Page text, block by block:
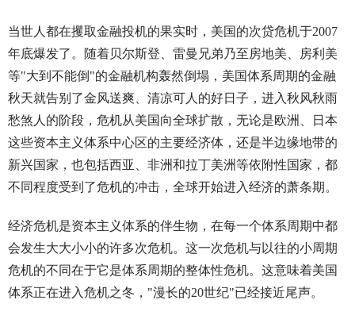
当世人都在攫取金融投机的果实时，美国的次贷危机于2007
年底爆发了。随着贝尔斯登、雷曼兄弟乃至房地美、房利美
等"大到不能倒"的金融机构轰然倒塌，美国体系周期的金融
秋天就告别了金风送爽、清凉可人的好日子，进入秋风秋雨
愁煞人的阶段，危机从美国向全球扩散，无论是欧洲、日本
这些资本主义体系中心区的主要经济体，还是半边缘地带的
新兴国家，也包括西亚、非洲和拉丁美洲等依附性国家，都
不同程度受到了危机的冲击，全球开始进入经济的萧条期。
经济危机是资本主义体系的伴生物，在每一个体系周期中都
会发生大大小小的许多次危机。这一次危机与以往的小周期
危机的不同在于它是体系周期的整体性危机。这意味着美国
体系正在进入危机之冬，"漫长的20世纪"已经接近尾声。